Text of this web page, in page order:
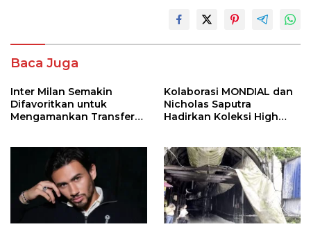
Baca Juga
Inter Milan Semakin
Difavoritkan untuk
Mengamankan Transfer
Kolaborasi MONDIAL dan
Nicholas Saputra
Hadirkan Koleksi High